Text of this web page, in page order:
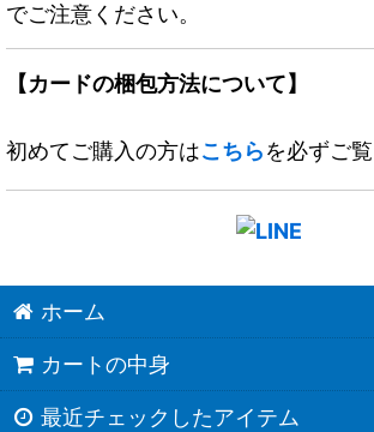
でご注意ください。
【カードの梱包方法について】
初めてご購入の方はこちらを必ずご
ホーム
カートの中身
最近チェックしたアイテム